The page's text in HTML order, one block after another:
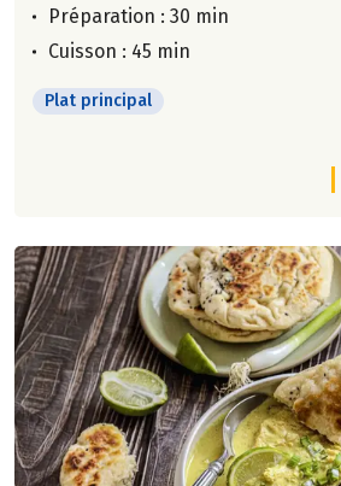
Préparation : 30 min
Cuisson : 45 min
Plat principal